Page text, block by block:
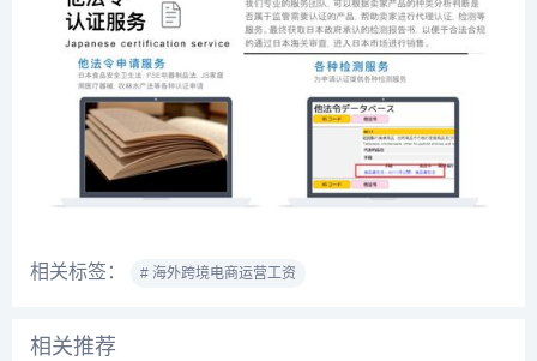
相关标签： # 海外跨境电商运营工资
相关推荐